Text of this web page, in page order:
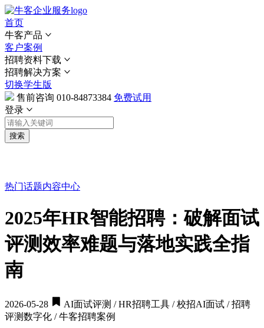
首页
牛客产品
客户案例
招聘资料下载
招聘解决方案
切换学生版
售前咨询 010-84873384 免费试用
登录
搜索
热门话题内容中心
2025年HR智能招聘：破解面试
评测效率难题与落地实践全指
南
2026-05-28
AI面试评测 / HR招聘工具 / 校招AI面试 / 招聘
评测数字化 / 牛客招聘案例